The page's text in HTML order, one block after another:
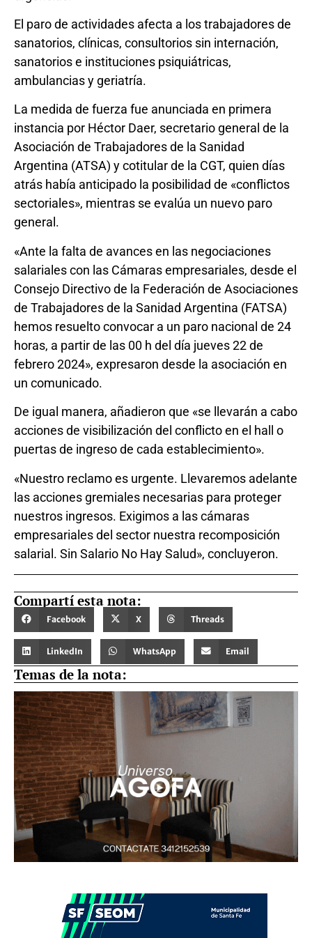
El paro de actividades afecta a los trabajadores de
sanatorios, clínicas, consultorios sin internación,
sanatorios e instituciones psiquiátricas,
ambulancias y geriatría.
La medida de fuerza fue anunciada en primera
instancia por Héctor Daer, secretario general de la
Asociación de Trabajadores de la Sanidad
Argentina (ATSA) y cotitular de la CGT, quien días
atrás había anticipado la posibilidad de «conflictos
sectoriales», mientras se evalúa un nuevo paro
general.
«Ante la falta de avances en las negociaciones
salariales con las Cámaras empresariales, desde el
Consejo Directivo de la Federación de Asociaciones
de Trabajadores de la Sanidad Argentina (FATSA)
hemos resuelto convocar a un paro nacional de 24
horas, a partir de las 00 h del día jueves 22 de
febrero 2024», expresaron desde la asociación en
un comunicado.
De igual manera, añadieron que «se llevarán a cabo
acciones de visibilización del conflicto en el hall o
puertas de ingreso de cada establecimiento».
«Nuestro reclamo es urgente. Llevaremos adelante
las acciones gremiales necesarias para proteger
nuestros ingresos. Exigimos a las cámaras
empresariales del sector nuestra recomposición
salarial. Sin Salario No Hay Salud», concluyeron.
Compartí esta nota:
Facebook X Threads
LinkedIn WhatsApp Email
Temas de la nota: